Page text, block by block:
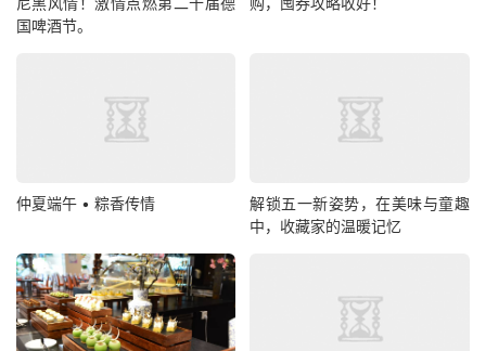
国啤酒节。
仲夏端午 • 粽香传情
解锁五一新姿势，在美味与童趣
中，收藏家的温暖记忆